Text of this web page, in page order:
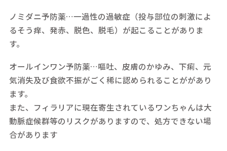
ノミダニ予防薬…一過性の過敏症（投与部位の刺激によ
るそう痒、発赤、脱色、脱毛）が起こることがありま
す。
オールインワン予防薬…嘔吐、皮膚のかゆみ、下痢、元
気消失及び食欲不振がごく稀に認められることががあり
ます。
また、フィラリアに現在寄生されているワンちゃんは大
動脈症候群等のリスクがありますので、処方できない場
合があります